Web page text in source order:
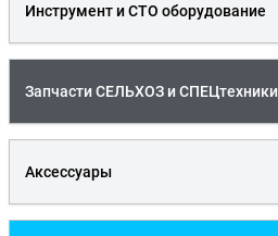
Инструмент и СТО оборудование
Запчасти СЕЛЬХОЗ и СПЕЦтехники
Аксессуары